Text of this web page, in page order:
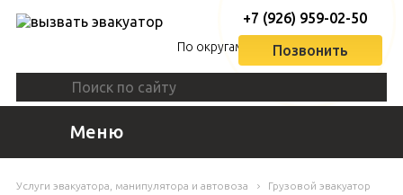
По округам
+7 (926) 959-02-50
Позвонить
Меню
Услуги эвакуатора, манипулятора и автовоза
Грузовой эвакуатор